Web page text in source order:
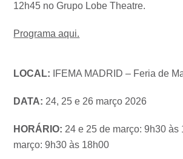
12h45 no Grupo Lobe Theatre.
Programa aqui.
LOCAL: IFEMA MADRID – Feria de
DATA: 24, 25 e 26 março 2026
HORÁRIO: 24 e 25 de março: 9h30 às
março: 9h30 às 18h00